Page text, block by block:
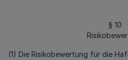
§ 10
(1) Die Risikobewertung für die